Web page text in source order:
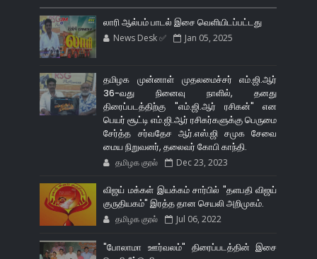
லாரி ஆல்பம் பாடல் இசை வெளியிடப்பட்டது
News Desk ✅ Jan 05, 2025
தமிழக முன்னாள் முதலமைச்சர் எம்.ஜி.ஆர்
36-வது நினைவு நாளில், தனது
திரைப்படத்திற்கு "எம்.ஜி.ஆர் ரசிகன்" என
பெயர் சூட்டி எம்.ஜி.ஆர் ரசிகர்களுக்கு பெருமை
சேர்த்த சர்வதேச ஆர்.எஸ்.ஜி சமுக சேவை
மைய நிறுவனர், தலைவர் கோபி காந்தி.
தமிழக குரல் Dec 23, 2023
விஜய் மக்கள் இயக்கம் சார்பில் "தளபதி விஜய்
குருதியகம்" இரத்த தான செயலி அறிமுகம்.
தமிழக குரல் Jul 06, 2022
"போலாமா ஊர்வலம்" திரைப்படத்தின் இசை